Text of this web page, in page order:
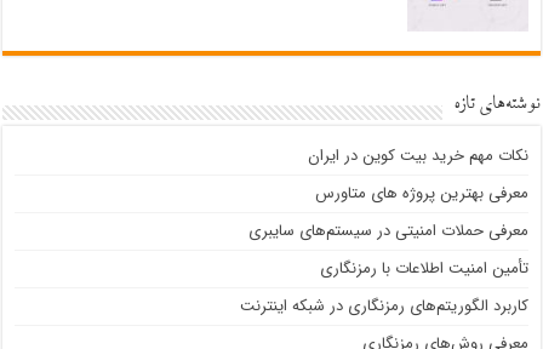
نوشته‌های تازه
نکات مهم خرید بیت کوین در ایران
معرفی بهترین پروژه های متاورس
معرفی حملات امنیتی در سیستم‌های سایبری
تأمین امنیت اطلاعات با رمزنگاری
کاربرد الگوریتم‌های رمزنگاری در شبکه اینترنت
معرفی روش‌های رمزنگاری